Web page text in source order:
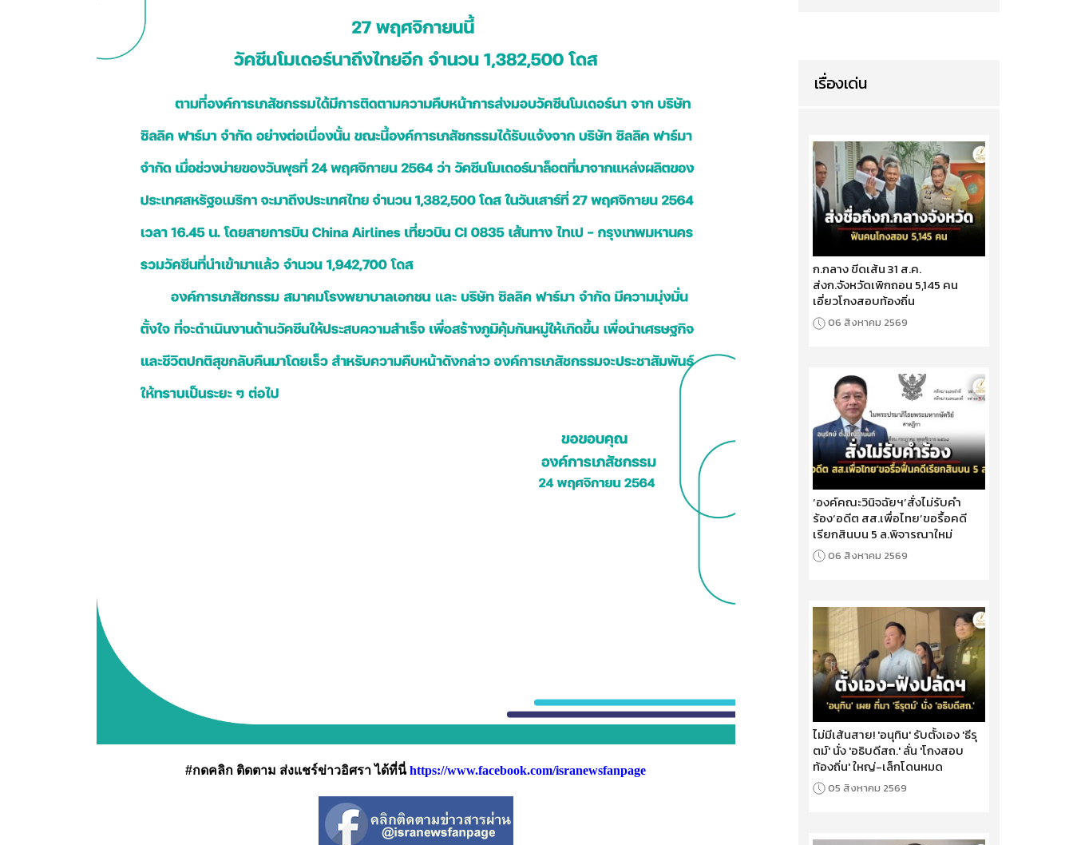
#กดคลิก ติดตาม ส่งแชร์ข่าวอิศรา ได้ที่นี่ https://www.facebook.com/isranewsfanpage
เรื่องเด่น
ก.กลาง ขีดเส้น 31 ส.ค.
ส่งก.จังหวัดเพิกถอน 5,145 คน
เอี่ยวโกงสอบท้องถิ่น
06 สิงหาคม 2569
‘องค์คณะวินิจฉัยฯ’สั่งไม่รับคำ
ร้อง‘อดีต สส.เพื่อไทย’ขอรื้อคดี
เรียกสินบน 5 ล.พิจารณาใหม่
06 สิงหาคม 2569
ไม่มีเส้นสาย! 'อนุทิน' รับตั้งเอง 'ธีรุ
ตม์' นั่ง 'อธิบดีสถ.' ลั่น 'โกงสอบ
ท้องถิ่น' ใหญ่-เล็กโดนหมด
05 สิงหาคม 2569